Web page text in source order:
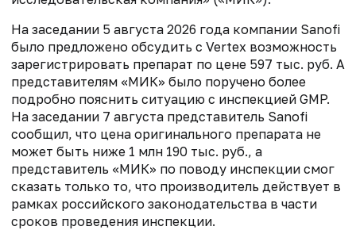
На заседании 5 августа 2026 года компании Sanofi
было предложено обсудить с Vertex возможность
зарегистрировать препарат по цене 597 тыс. руб. А
представителям «МИК» было поручено более
подробно пояснить ситуацию с инспекцией GMP.
На заседании 7 августа представитель Sanofi
сообщил, что цена оригинального препарата не
может быть ниже 1 млн 190 тыс. руб., а
представитель «МИК» по поводу инспекции смог
сказать только то, что производитель действует в
рамках российского законодательства в части
сроков проведения инспекции.